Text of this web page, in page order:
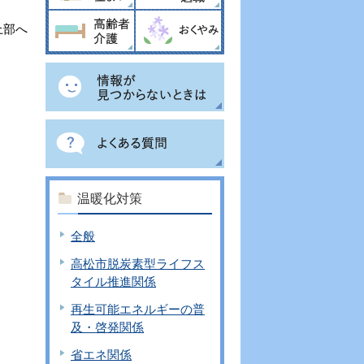
部へ
温暖化対策
全般
高松市脱炭素型ライフス
タイル推進関係
再生可能エネルギーの普
及・啓発関係
省エネ関係